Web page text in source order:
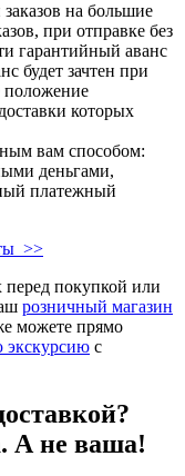
на большие
при отправке без
гарантийный аванс
будет зачтен при
положение
которых
вам способом:
деньгами,
платежный
>>
перед покупкой или
розничный магазин
можете прямо
экскурсию с
А не ваша!